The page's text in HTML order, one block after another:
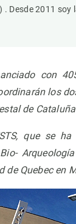
Desde 2011 soy
con
los
de Cataluña
que se
de Quebec en